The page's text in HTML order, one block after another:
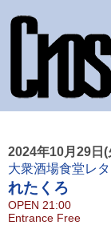
2024年10月29日(
大衆酒場食堂レ
れたくろ
OPEN 21:00
Entrance Free